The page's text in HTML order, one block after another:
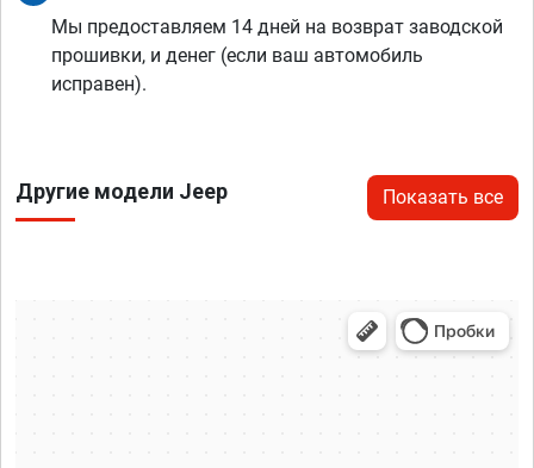
Мы предоставляем 14 дней на возврат заводской
прошивки, и денег (если ваш автомобиль
исправен).
Другие модели Jeep Показать все